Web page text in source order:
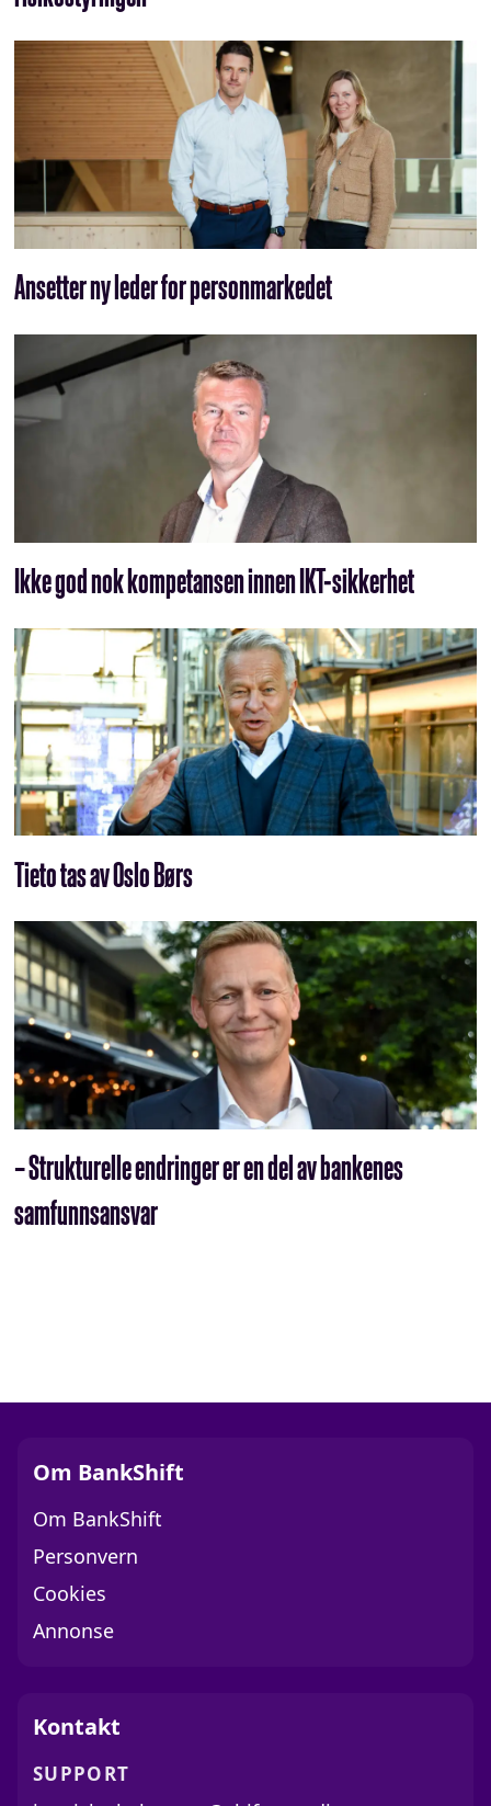
Ansetter ny leder for personmarkedet
Ikke god nok kompetansen innen IKT-sikkerhet
Tieto tas av Oslo Børs
– Strukturelle endringer er en del av bankenes
samfunnsansvar
Om BankShift
Om BankShift
Personvern
Cookies
Annonse
Kontakt
SUPPORT